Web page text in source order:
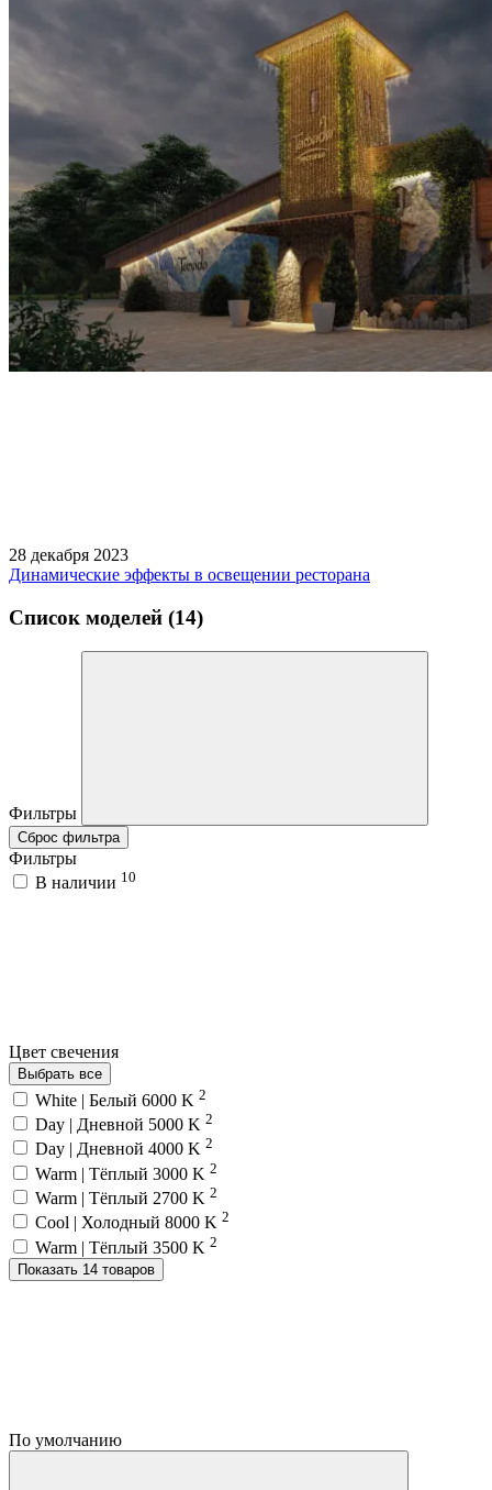
28 декабря 2023
Динамические эффекты в освещении ресторана
Список моделей (14)
Фильтры
Сброс фильтра
Фильтры
В наличии 10
Цвет свечения
Выбрать все
White | Белый 6000 K 2
Day | Дневной 5000 K 2
Day | Дневной 4000 K 2
Warm | Тёплый 3000 K 2
Warm | Тёплый 2700 K 2
Cool | Холодный 8000 K 2
Warm | Тёплый 3500 K 2
Показать 14 товаров
По умолчанию